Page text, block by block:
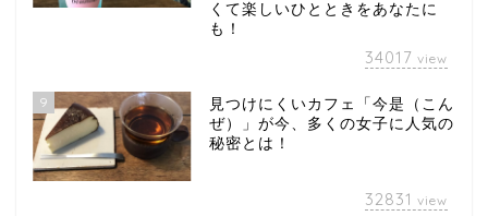
くて楽しいひとときをあなたに
も！
34017 view
9
見つけにくいカフェ「今是（こん
ぜ）」が今、多くの女子に人気の
秘密とは！
32831 view